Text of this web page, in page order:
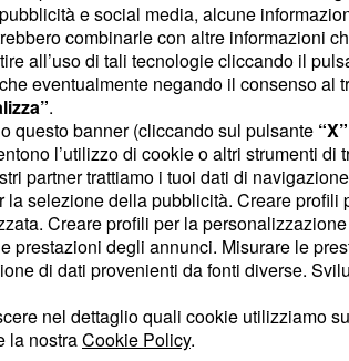
africano del Napoli è un vero e
Sarri, il tecnico con il quale è
sotto ilVesuvio. La dirigenza
contattato da tempo l'entourage di
il suo ruolo di leader del Napoli rende
complicata. Il continuo pressing della
però far vacillare ilgiocatore,
dovessearrivareMaurizio Sarri sulla
Ma vediamo nel dettaglio tutte
sul calciomercato della Juventus.
e social media, alcune
combinarle con altre informazioni
all’uso di tali tecnologie cliccando il
eventualmente negando il consenso al
.
questo banner (cliccando sul pulsante “X”
l’utilizzo di cookie o altri strumenti di
partner trattiamo i tuoi dati di
la selezione della pubblicità. Creare
Creare profili per la
prestazioni degli annunci. Misurare le
di dati provenienti da fonti diverse.
nel dettaglio quali cookie utilizziamo
la nostraCookie Policy.